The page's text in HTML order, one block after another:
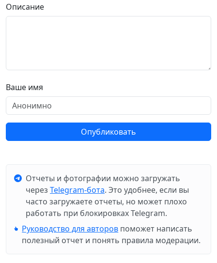
Описание
Ваше имя
Опубликовать
Отчеты и фотографии можно загружать
через Telegram-бота. Это удобнее, если вы
часто загружаете отчеты, но может плохо
работать при блокировках Telegram.
Руководство для авторов поможет написать
полезный отчет и понять правила модерации.